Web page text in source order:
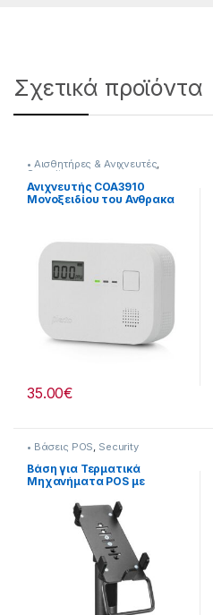
Σχετικά προϊόντα
• Αισθητήρες & Ανιχνευτές,
Security
Ανιχνευτής COA3910
Μονοξειδίου του Ανθρακα
35.00€
• Βάσεις POS Security
Βάση για Τερματικά
Μηχανήματα POS με
Οριζόντια Περιστροφή
[502221001]